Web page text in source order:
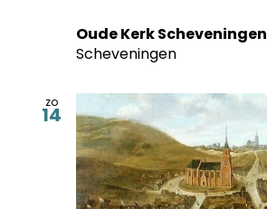
Oude Kerk Scheveningen
Scheveningen
zo
14